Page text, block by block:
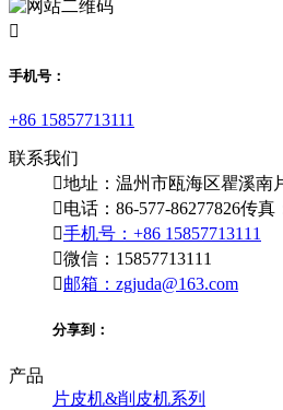

手机号：
+86 15857713111
联系我们
地址：温州市瓯海区瞿溪南
电话：86-577-86277826传真
手机号：+86 15857713111
微信：15857713111
邮箱：zgjuda@163.com
分享到：
产品
片皮机&削皮机系列